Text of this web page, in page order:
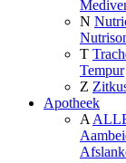
N
T
Tempur
Z
Apotheek
A